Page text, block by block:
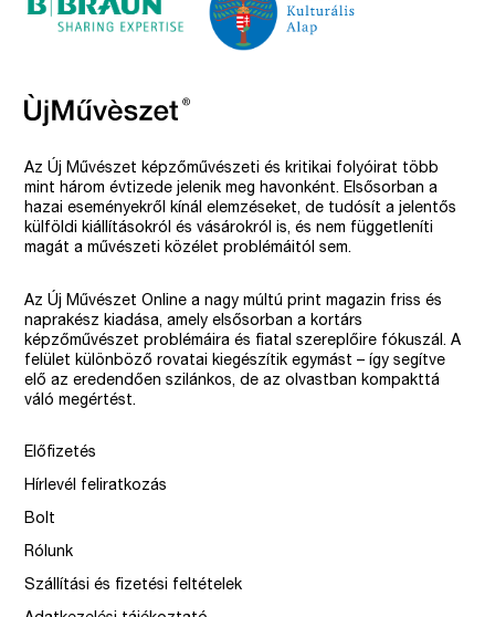
Az Új Művészet képzőművészeti és kritikai folyóirat több
mint három évtizede jelenik meg havonként. Elsősorban a
hazai eseményekről kínál elemzéseket, de tudósít a jelentős
külföldi kiállításokról és vásárokról is, és nem függetleníti
magát a művészeti közélet problémáitól sem.
Az Új Művészet Online a nagy múltú print magazin friss és
naprakész kiadása, amely elsősorban a kortárs
képzőművészet problémáira és fiatal szereplőire fókuszál. A
felület különböző rovatai kiegészítik egymást – így segítve
elő az eredendően szilánkos, de az olvastban kompakttá
váló megértést.
Előfizetés
Hírlevél feliratkozás
Bolt
Rólunk
Szállítási és fizetési feltételek